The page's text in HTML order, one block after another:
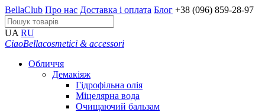
BellaClub Про нас Доставка і оплата Блог +38 (096) 859-28-97
UA RU
CiaoBellacosmetici & accessori
Обличчя
Демакіяж
Гідрофільна олія
Міцелярна вода
Очищаючий бальзам